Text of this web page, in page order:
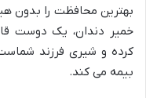
بهترین محافظت را بدون
خمیر دندان، یک دوست
کرده و شیری فرزند
بیمه می کند.